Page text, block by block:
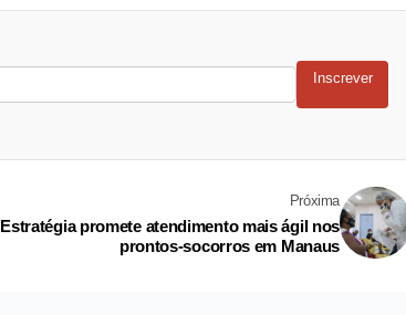
Inscrever
Próxima
Estratégia promete atendimento mais ágil nos
prontos-socorros em Manaus